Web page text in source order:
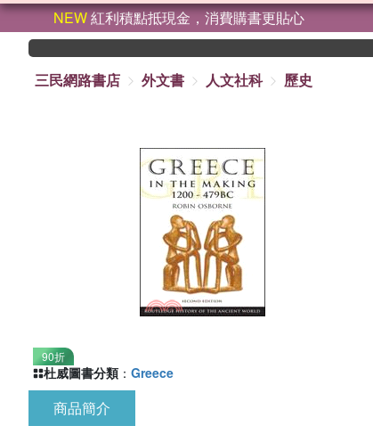
NEW紅利積點抵現金，消費購書更貼心
三民網路書店
外文書 人文社科 歷史
90折
杜威圖書分類 ： Greece
商品簡介